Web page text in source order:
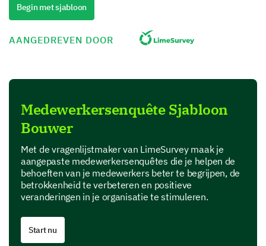
Options:
- Strongly Agree
- Agree
- Neutral
1
I feel valued for the work I do.
My role is clearly defined and understood.
I feel a sense of belonging in my team.
Let's understand your professional growth
and learning.
Begin met sjabloon
AANGEDREVEN DOOR
Medewerkersenquête Sjabloon
Bouwer
Met de vragenlijstmaker van LimeSurvey maak je
aangepaste medewerkersenquêtes die je helpen de
behoeften van je medewerkers beter te begrijpen, de
betrokkenheid te verbeteren en positieve
veranderingen in je organisatie te stimuleren.
Start nu